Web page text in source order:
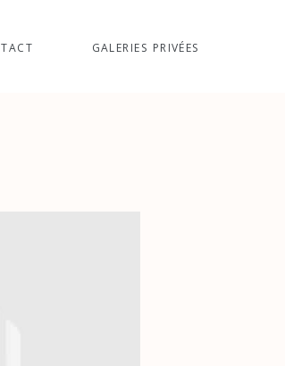
GALERIES PRIVÉES